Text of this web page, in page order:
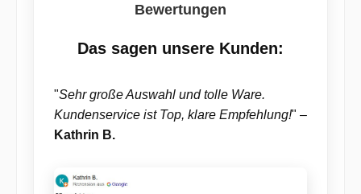
Kissenangebot an und lassen Sie sich inspirieren.
Bewertungen
Das sagen unsere Kunden:
"Sehr große Auswahl und tolle Ware.
Kundenservice ist Top, klare Empfehlung!" –
Kathrin B.